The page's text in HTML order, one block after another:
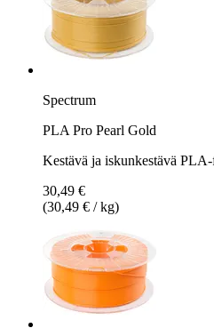
Spectrum
PLA Pro Pearl Gold
Kestävä ja iskunkestävä
30,49 €
(30,49 € / kg)